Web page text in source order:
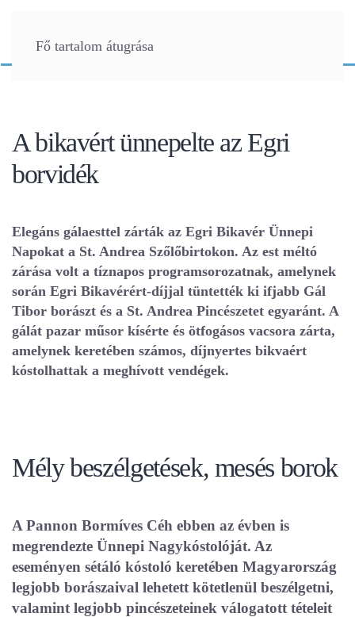
Fő tartalom átugrása
A bikavért ünnepelte az Egri
borvidék
Elegáns gálaesttel zárták az Egri Bikavér Ünnepi
Napokat a St. Andrea Szőlőbirtokon. Az est méltó
zárása volt a tíznapos programsorozatnak, amelynek
során Egri Bikavérért-díjjal tüntették ki ifjabb Gál
Tibor borászt és a St. Andrea Pincészetet egyaránt. A
gálát pazar műsor kísérte és ötfogásos vacsora zárta,
amelynek keretében számos, díjnyertes bikvaért
kóstolhattak a meghívott vendégek.
Mély beszélgetések, mesés borok
A Pannon Bormíves Céh ebben az évben is
megrendezte Ünnepi Nagykóstolóját. Az
eseményen sétáló kóstoló keretében Magyarország
legjobb borászaival lehetett kötetlenül beszélgetni,
valamint legjobb pincészeteinek válogatott tételeit